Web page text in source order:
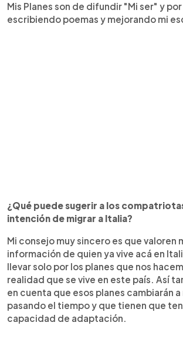
Mis Planes son de difundir "Mi ser" y
escribiendo poemas y mejorando mi
¿Qué puede sugerir a los
intención de migrar a Italia?
Mi consejo muy sincero es que valoren
información de quien ya vive acá en
llevar solo por los planes que nos
realidad que se vive en este país. Así
en cuenta que esos planes cambiarán
pasando el tiempo y que tienen que
capacidad de adaptación.